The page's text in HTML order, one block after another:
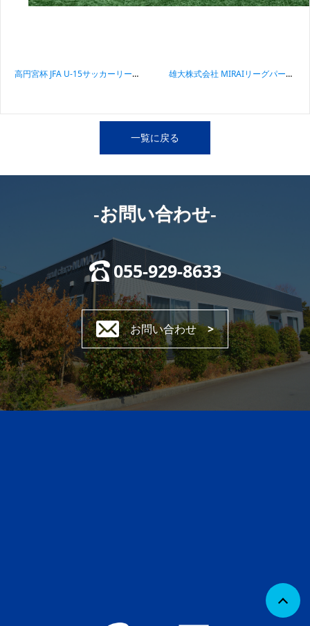
高円宮杯 JFA U-15サッカーリーグ2023静岡 第6節 アスルクラロ沼津U15セカンド試合結果 雄大株式会社 MIRAIリーグパートナーシップ 締結のお知らせ
一覧に戻る
-お問い合わせ-
055-929-8633
お問い合わせ